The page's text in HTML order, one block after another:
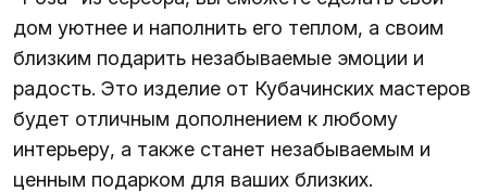
дом уютнее и наполнить его теплом, а своим
близким подарить незабываемые эмоции и
радость. Это изделие от Кубачинских мастеров
будет отличным дополнением к любому
интерьеру, а также станет незабываемым и
ценным подарком для ваших близких.